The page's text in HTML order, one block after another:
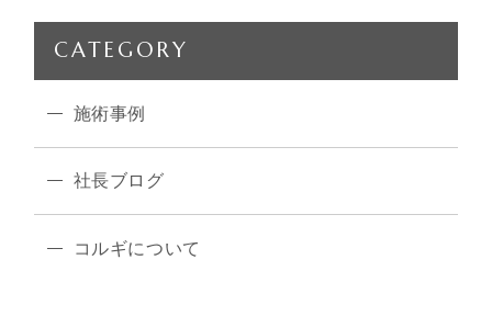
CATEGORY
施術事例
社長ブログ
コルギについて